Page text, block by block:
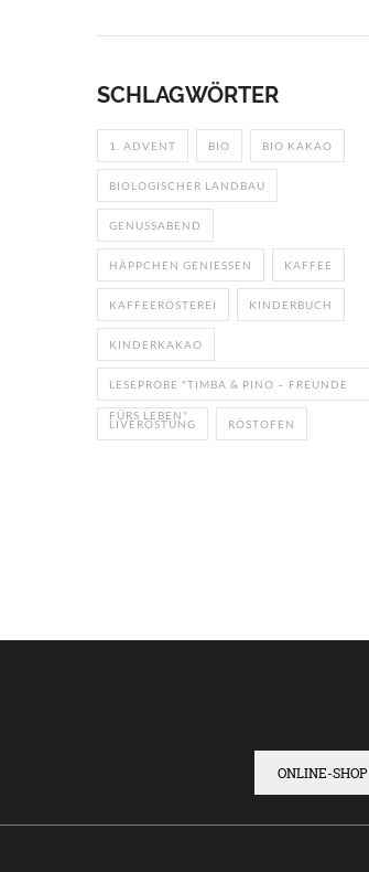
SCHLAGWÖRTER
1. ADVENT BIO BIO KAKAO
BIOLOGISCHER LANDBAU
GENUSSABEND
HÄPPCHEN GENIESSEN KAFFEE
KAFFEERÖSTEREI KINDERBUCH
KINDERKAKAO
LESEPROBE "TIMBA & PINO – FREUNDE
FÜRS LEBEN"
LIVERÖSTUNG RÖSTOFEN
ONLINE-SHOP